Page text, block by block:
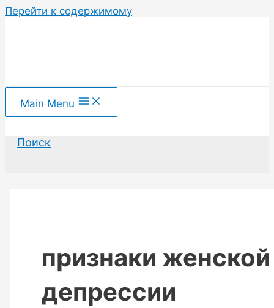
Перейти к содержимому
Main Menu
Поиск
признаки женской
депрессии